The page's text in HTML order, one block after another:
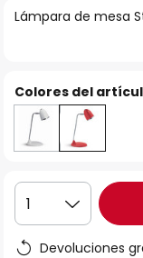
laLámpara de mesa
Colores del
1
Devoluciones